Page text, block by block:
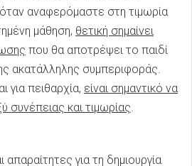
αναφερόμαστε στη τιμωρία
μάθηση, θετική σημαίνει
που θα αποτρέψει το παιδί
ακατάλληλης συμπεριφοράς.
για πειθαρχία, είναι σημαντικό να
συνέπειας και τιμωρίας.
απαραίτητες για τη δημιουργία